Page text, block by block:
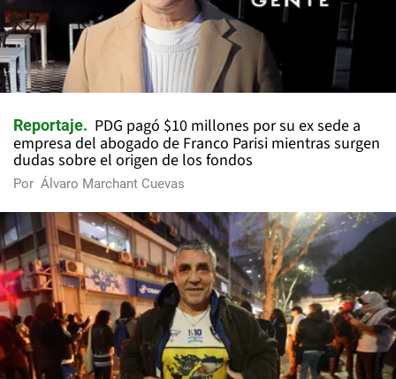
Reportaje
PDG pagó $10 millones por su ex sede a
empresa del abogado de Franco Parisi mientras surgen
dudas sobre el origen de los fondos
Por Álvaro Marchant Cuevas